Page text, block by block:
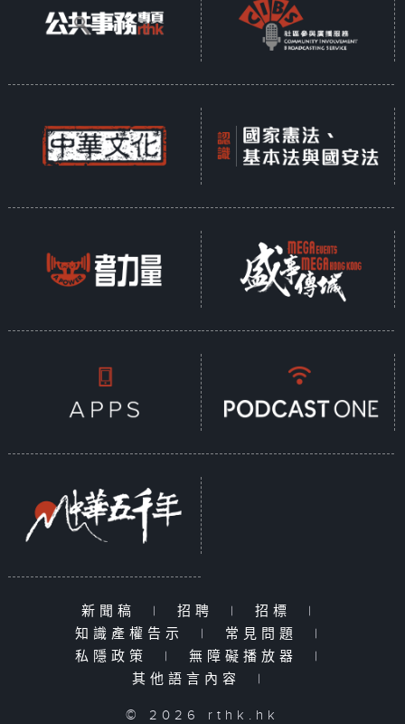
新聞稿 | 招聘 | 招標
|
知識產權告示
| 常見問題
|
私隱政策
| 無障礙播放器
|
其他語言內容
|
© 2026 rthk.hk